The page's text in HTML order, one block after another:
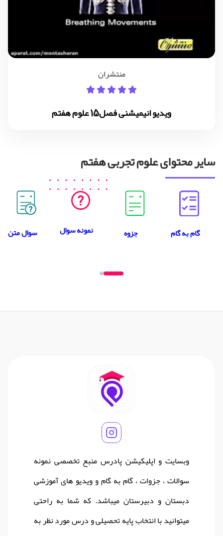
منتشران
ویدیو انیمیشنی فصل15 علوم هفتم
سایر محتوای علوم تجربی هفتم
گام به گام جزوه نمونه سوال سوال متن
وبسایت و اپلیکیشن پادرس منبع تخصصی نمونه
سوالات ، جزوات ، گام به گام و ویدیو های آموزشی
دبستان و دبیرستان میباشد. که شما به راحتی
میتوانید با انتخاب پایه تحصیلی و درس مورد نظر به